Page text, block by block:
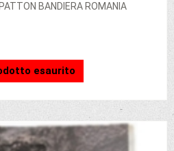
BANDIERA ROMANIA
esaurito